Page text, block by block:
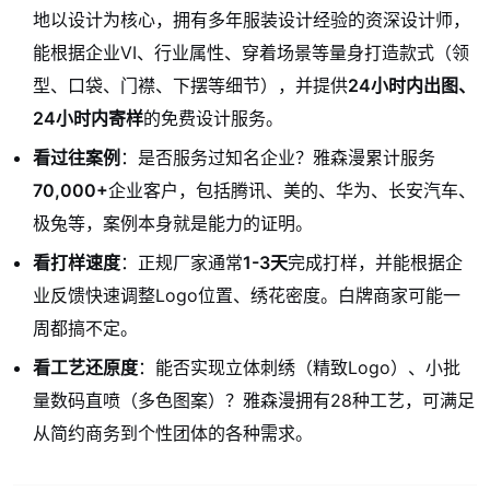
地以设计为核心，拥有多年服装设计经验的资深设计师，
能根据企业VI、行业属性、穿着场景等量身打造款式（领
型、口袋、门襟、下摆等细节），并提供24小时内出图、
24小时内寄样的免费设计服务。
看过往案例 ：是否服务过知名企业？雅森漫累计服务
70,000+企业客户，包括腾讯、美的、华为、长安汽车、
极兔等，案例本身就是能力的证明。
看打样速度：正规厂家通常1-3天完成打样，并能根据企
业反馈快速调整Logo位置、绣花密度。白牌商家可能一
周都搞不定。
看工艺还原度：能否实现立体刺绣（精致Logo）、小批
量数码直喷（多色图案）？雅森漫拥有28种工艺，可满足
从简约商务到个性团体的各种需求。